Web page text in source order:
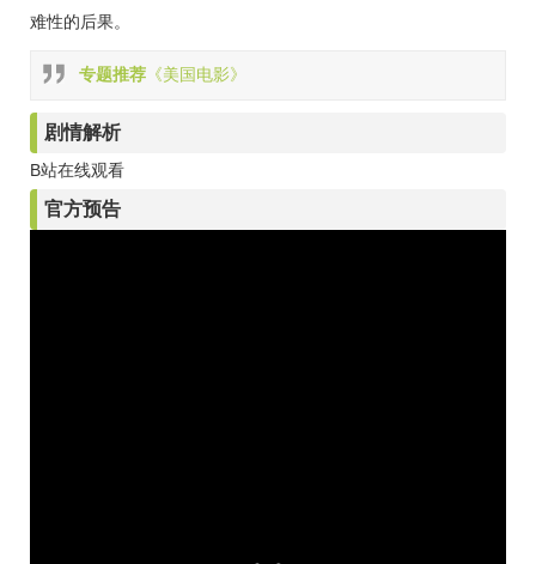
难性的后果。
专题推荐 《美国电影》
剧情解析
B站在线观看
官方预告